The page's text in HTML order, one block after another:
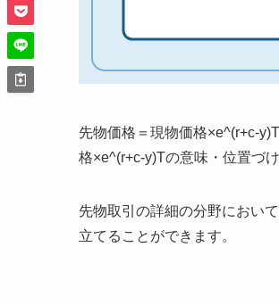
先物価格＝現物価格×e^(r+c-
格×e^(r+c-y)Tの意味・位置づ
先物取引の詳細の分野におい
立てることができます。